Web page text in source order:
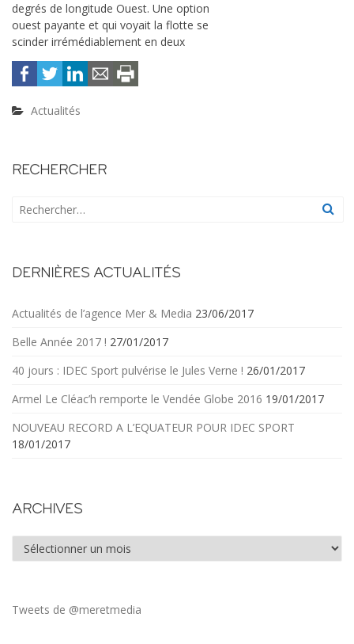
degrés de longitude Ouest. Une option
ouest payante et qui voyait la flotte se
scinder irrémédiablement en deux
Actualités
RECHERCHER
DERNIÈRES ACTUALITÉS
Actualités de l’agence Mer & Media 23/06/2017
Belle Année 2017 ! 27/01/2017
40 jours : IDEC Sport pulvérise le Jules Verne ! 26/01/2017
Armel Le Cléac’h remporte le Vendée Globe 2016 19/01/2017
NOUVEAU RECORD A L’EQUATEUR POUR IDEC SPORT
18/01/2017
ARCHIVES
Archives
Tweets de @meretmedia